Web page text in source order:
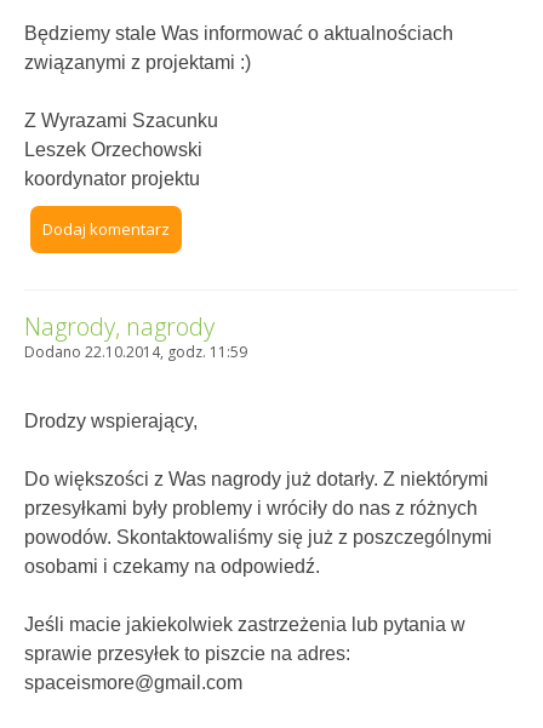
Będziemy stale Was informować o aktualnościach
związanymi z projektami :)
Z Wyrazami Szacunku
Leszek Orzechowski
koordynator projektu
Dodaj komentarz
Nagrody, nagrody
Dodano 22.10.2014, godz. 11:59
Drodzy wspierający,
Do większości z Was nagrody już dotarły. Z niektórymi
przesyłkami były problemy i wróciły do nas z różnych
powodów. Skontaktowaliśmy się już z poszczególnymi
osobami i czekamy na odpowiedź.
Jeśli macie jakiekolwiek zastrzeżenia lub pytania w
sprawie przesyłek to piszcie na adres:
spaceismore@gmail.com